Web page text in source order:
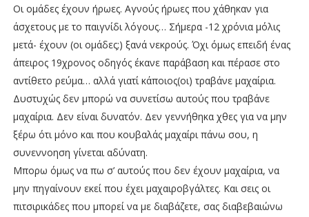
Οι ομάδες έχουν ήρωες. Αγνούς ήρωες που χάθηκαν για
άσχετους με το παιγνίδι λόγους… Σήμερα -12 χρόνια μόλις
μετά- έχουν (οι ομάδες;) ξανά νεκρούς. Όχι όμως επειδή ένας
άπειρος 19χρονος οδηγός έκανε παράβαση και πέρασε στο
αντίθετο ρεύμα… αλλά γιατί κάποιος(οι) τραβάνε μαχαίρια.
Δυστυχώς δεν μπορώ να συνετίσω αυτούς που τραβάνε
μαχαίρια. Δεν είναι δυνατόν. Δεν γεννήθηκα χθες για να μην
ξέρω ότι μόνο και που κουβαλάς μαχαίρι πάνω σου, η
συνεννοηση γίνεται αδύνατη.
Μπορω όμως να πω σ’ αυτούς που δεν έχουν μαχαίρια, να
μην πηγαίνουν εκεί που έχει μαχαιροβγάλτες. Και σεις οι
πιτσιρικάδες που μπορεί να με διαβάζετε, σας διαβεβαιώνω